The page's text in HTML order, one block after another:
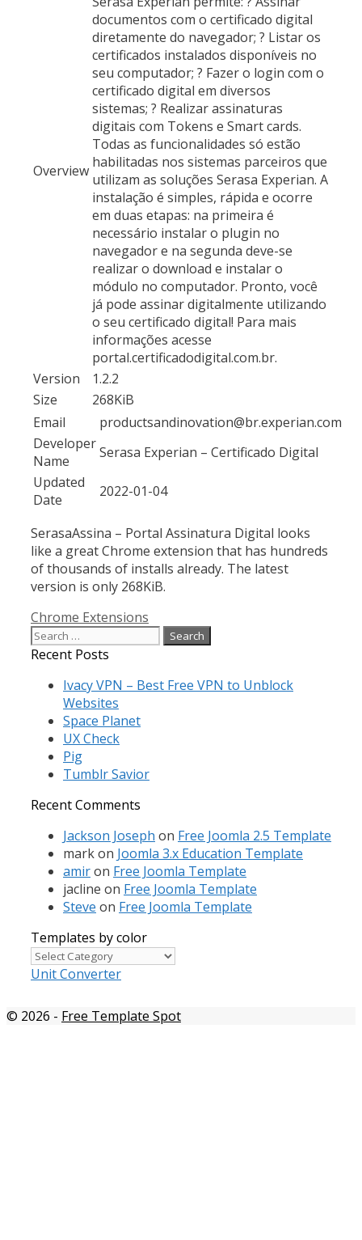
Overview
documentos com o certificado digital
diretamente do navegador; ? Listar os
certificados instalados disponíveis no
seu computador; ? Fazer o login com o
certificado digital em diversos
sistemas; ? Realizar assinaturas
digitais com Tokens e Smart cards.
Todas as funcionalidades só estão
habilitadas nos sistemas parceiros que
utilizam as soluções Serasa Experian. A
instalação é simples, rápida e ocorre
em duas etapas: na primeira é
necessário instalar o plugin no
navegador e na segunda deve-se
realizar o download e instalar o
módulo no computador. Pronto, você
já pode assinar digitalmente utilizando
o seu certificado digital! Para mais
informações acesse
portal.certificadodigital.com.br.
Version
1.2.2
Size
268KiB
Email
productsandinovation@br.experian.com
Developer
Name
Serasa Experian – Certificado Digital
Updated
Date
2022-01-04
SerasaAssina – Portal Assinatura Digital looks
like a great Chrome extension that has hundreds
of thousands of installs already. The latest
version is only 268KiB.
Categories
Chrome Extensions
Search
for:
Recent Posts
Ivacy VPN – Best Free VPN to Unblock
Websites
Space Planet
UX Check
Pig
Tumblr Savior
Recent Comments
Jackson Joseph on Free Joomla 2.5 Template
markon Joomla 3.x Education Template
amiron Free Joomla Template
jacline on Free Joomla Template
Steve on Free Joomla Template
Templates by color
Templates
by
Unit Converter
© 2026 - Free Template Spot